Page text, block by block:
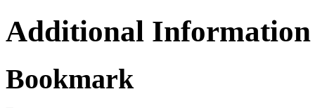
Additional Information
Bookmark